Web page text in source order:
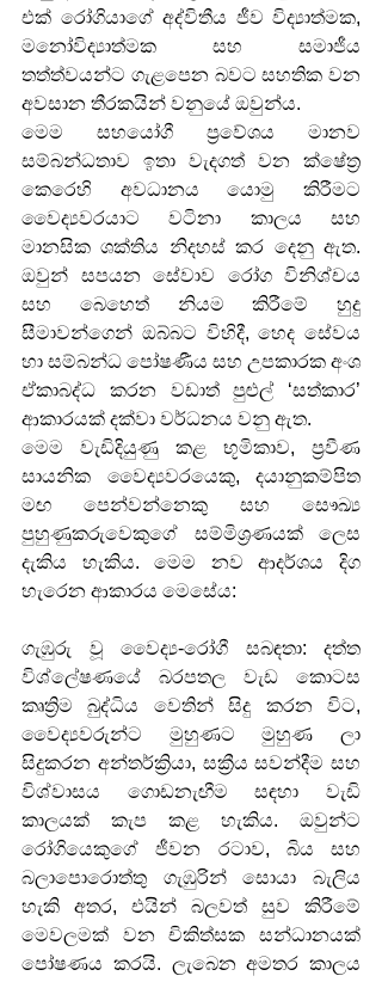
එක් රෝගියාගේ අද්විතීය ජීව විද්‍යාත්මක,
මනෝවිද්‍යාත්මක සහ සමාජීය
තත්ත්වයන්ට ගැළපෙන බවට සහතික වන
අවසාන තීරකයින් වනුයේ ඔවුන්ය.
මෙම සහයෝගී ප්‍රවේශය මානව
සම්බන්ධතාව ඉතා වැදගත් වන ක්ෂේත්‍ර
කෙරෙහි අවධානය යොමු කිරීමට
වෛද්‍යවරයාට වටිනා කාලය සහ
මානසික ශක්තිය නිදහස් කර දෙනු ඇත.
ඔවුන් සපයන සේවාව රෝග විනිශ්චය
සහ බෙහෙත් නියම කිරීමේ හුදු
සීමාවන්ගෙන් ඔබ්බට විහිදී, හෙද සේවය
හා සම්බන්ධ පෝෂණීය සහ උපකාරක අංශ
ඒකාබද්ධ කරන වඩාත් පුළුල් ‘සත්කාර’
ආකාරයක් දක්වා වර්ධනය වනු ඇත.
මෙම වැඩිදියුණු කළ භූමිකාව, ප්‍රවීණ
සායනික වෛද්‍යවරයෙකු, දයානුකම්පිත
මඟ පෙන්වන්නෙකු සහ සෞඛ්‍ය
පුහුණුකරුවෙකුගේ සම්මිශ්‍රණයක් ලෙස
දැකිය හැකිය. මෙම නව ආදර්ශය දිග
හැරෙන ආකාරය මෙසේය:
ගැඹුරු වූ වෛද්‍ය-රෝගී සබඳතා: දත්ත
විශ්ලේෂණයේ බරපතල වැඩ කොටස
කෘත්‍රිම බුද්ධිය වෙතින් සිදු කරන විට,
වෛද්‍යවරුන්ට මුහුණට මුහුණ ලා
සිදුකරන අන්තර්ක්‍රියා, සක්‍රීය සවන්දීම සහ
විශ්වාසය ගොඩනැඟීම සඳහා වැඩි
කාලයක් කැප කළ හැකිය. ඔවුන්ට
රෝගියෙකුගේ ජීවන රටාව, බිය සහ
බලාපොරොත්තු ගැඹුරින් සොයා බැලිය
හැකි අතර, එයින් බලවත් සුව කිරීමේ
මෙවලමක් වන චිකිත්සක සන්ධානයක්
පෝෂණය කරයි. ලැබෙන අමතර කාලය